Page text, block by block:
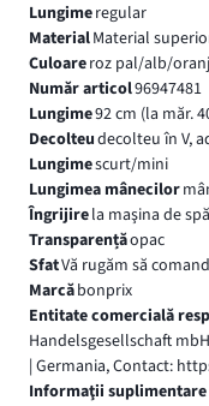
Lungimeregular
MaterialMaterial
Culoareroz pal/alb/
Număr articol96947481
Lungime92 cm (la măr.
Decolteudecolteu în V,
Lungimescurt/mini
Lungimea mânecilor
Îngrijirela maşina de
Transparențăopac
SfatVă rugăm să
Marcăbonprix
Entitate comercială
Handelsgesellschaft
| Germania, Contact:
Informaţii suplimentare